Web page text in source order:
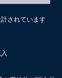
されています